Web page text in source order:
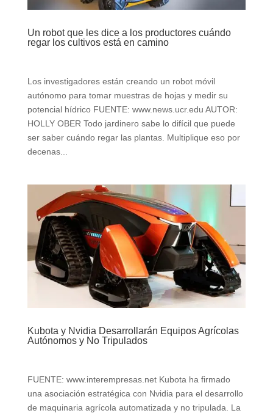
Un robot que les dice a los productores cuándo
regar los cultivos está en camino
Los investigadores están creando un robot móvil
autónomo para tomar muestras de hojas y medir su
potencial hídrico FUENTE: www.news.ucr.edu AUTOR:
HOLLY OBER Todo jardinero sabe lo difícil que puede
ser saber cuándo regar las plantas. Multiplique eso por
decenas...
Kubota y Nvidia Desarrollarán Equipos Agrícolas
Autónomos y No Tripulados
FUENTE: www.interempresas.net Kubota ha firmado
una asociación estratégica con Nvidia para el desarrollo
de maquinaria agrícola automatizada y no tripulada. La